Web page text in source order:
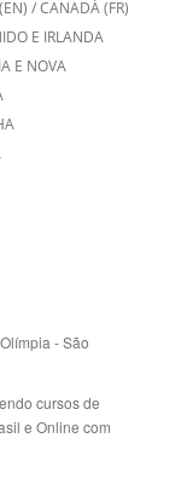
/CANADÁ (FR)
E IRLANDA
E NOVA
- São
cursos de
e Online com